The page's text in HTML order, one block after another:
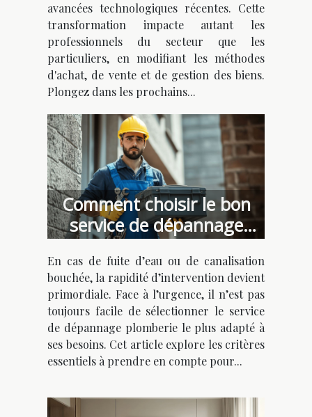
avancées technologiques récentes. Cette
transformation impacte autant les
professionnels du secteur que les
particuliers, en modifiant les méthodes
d'achat, de vente et de gestion des biens.
Plongez dans les prochains...
Comment choisir le bon
service de dépannage
plomberie urgent ?
En cas de fuite d’eau ou de canalisation
bouchée, la rapidité d’intervention devient
primordiale. Face à l’urgence, il n’est pas
toujours facile de sélectionner le service
de dépannage plomberie le plus adapté à
ses besoins. Cet article explore les critères
essentiels à prendre en compte pour...